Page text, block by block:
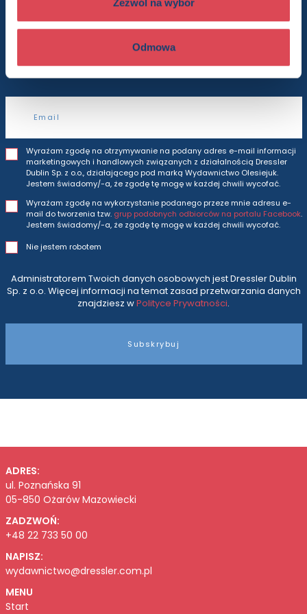
Odmowa
Będziesz otrzymywać wszytkie nasze nowości
i oferty
prosto do Twojej skrzynki odbiorczej.
Wyrażam zgodę na otrzymywanie na podany adres e-mail informacji
marketingowych i handlowych związanych z działalnością Dressler
Dublin Sp. z o.o., działającego pod marką Wydawnictwo Olesiejuk.
Jestem świadomy/-a, że zgodę tę mogę w każdej chwili wycofać.
Wyrażam zgodę na wykorzystanie podanego przeze mnie adresu e-
mail do tworzenia tzw. grup podobnych odbiorców na portalu Facebook.
Jestem świadomy/-a, że zgodę tę mogę w każdej chwili wycofać.
Nie jestem robotem
Administratorem Twoich danych osobowych jest Dressler Dublin
Sp. z o.o. Więcej informacji na temat zasad przetwarzania danych
znajdziesz wPolityce Prywatności.
Subskrybuj
ADRES:
ul. Poznańska 91
05-850 Ożarów Mazowiecki
ZADZWOŃ:
+48 22 733 50 00
NAPISZ:
wydawnictwo@dressler.com.pl
MENU
Start